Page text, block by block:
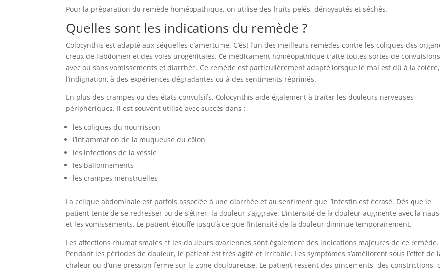
Pour la préparation du remède homéopathique, on utilise des fruits pelés, dénoyautés et séchés.
Quelles sont les indications du remède ?
Colocynthis est adapté aux séquelles d’amertume. C’est l’un des meilleurs remèdes contre les coliques des
creux de l’abdomen et des voies urogénitales. Ce médicament homéopathique traite toutes sortes de
avec ou sans vomissements et diarrhée. Ce remède est particulièrement adapté lorsque le mal est dû à la
l’indignation, à des expériences dégradantes ou à des sentiments réprimés.
En plus des crampes ou des états convulsifs, Colocynthis aide également à traiter les douleurs nerveuses
périphériques. Il est souvent utilisé avec succès dans :
les coliques du nourrisson
l’inflammation de la muqueuse du côlon
les infections de la vessie
les ballonnements
les crampes menstruelles
La colique abdominale est parfois associée à une diarrhée et au sentiment que l’intestin est écrasé. Dès que le
patient tente de se redresser ou de s’étirer, la douleur s’aggrave. L’intensité de la douleur augmente avec la
et les vomissements. Le patient étouffe jusqu’à ce que l’intensité de la douleur diminue temporairement.
Les affections rhumatismales et les douleurs ovariennes sont également des indications majeures de ce remède.
Pendant les périodes de douleur, le patient est très agité et irritable. Les symptômes s’améliorent sous l’effet de
chaleur ou d’une pression ferme sur la zone douloureuse. Le patient ressent des pincements, des constrictions,